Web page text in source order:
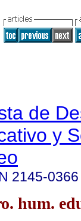
de
y
2145-0366
hum.